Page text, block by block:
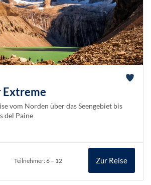
Extreme
vom Norden über das Seengebiet bis
del Paine
Teilnehmer: 6 – 12 Zur Reise